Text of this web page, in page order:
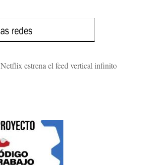
Netflix estrena el feed vertical infinito